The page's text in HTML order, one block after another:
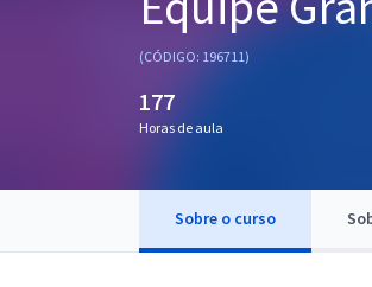
Questões grátis
(CÓDIGO: 196711)
177
Horas de aula
Sobre o curso